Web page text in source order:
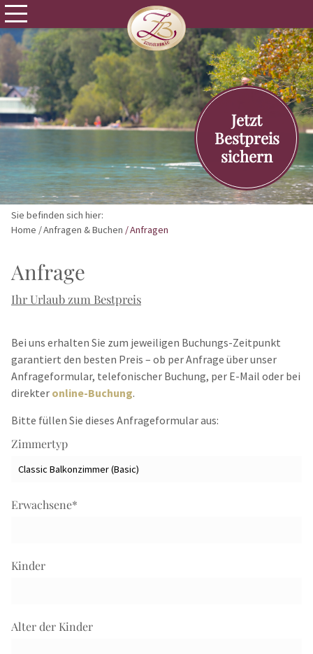
Jetzt
Bestpreis
sichern
Sie befinden sich hier:
Home
Anfragen & Buchen Anfragen
Anfrage
Ihr Urlaub zum Bestpreis
Bei uns erhalten Sie zum jeweiligen Buchungs-Zeitpunkt
garantiert den besten Preis – ob per Anfrage über unser
Anfrageformular, telefonischer Buchung, per E-Mail oder bei
direkter online-Buchung.
Bitte füllen Sie dieses Anfrageformular aus:
Zimmertyp
Erwachsene*
Kinder
Alter der Kinder